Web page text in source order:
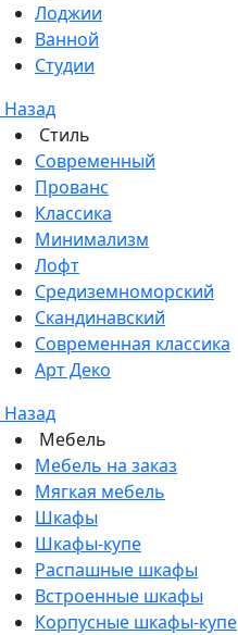
Лоджии
Ванной
Студии
Назад
Стиль
Современный
Прованс
Классика
Минимализм
Лофт
Средиземноморский
Скандинавский
Современная классика
Арт Деко
Назад
Мебель
Мебель на заказ
Мягкая мебель
Шкафы
Шкафы-купе
Распашные шкафы
Встроенные шкафы
Корпусные шкафы-купе